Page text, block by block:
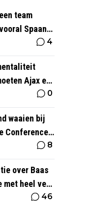
team
Spaans
4
Ajax er
0
waaien bij
Conference
8
over Baas
met heel veel
46